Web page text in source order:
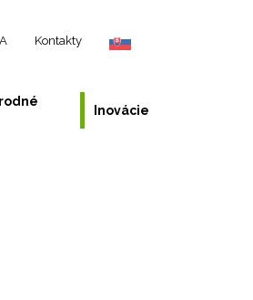
Kontakty
Inovácie